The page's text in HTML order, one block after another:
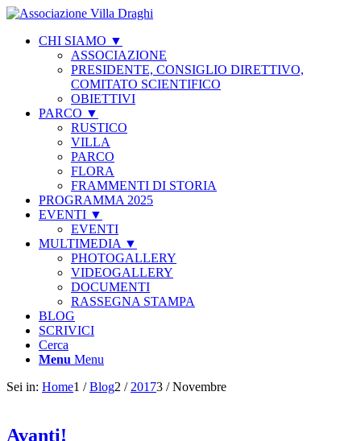
CHI SIAMO ▼
ASSOCIAZIONE
PRESIDENTE, CONSIGLIO DIRETTIVO,
COMITATO SCIENTIFICO
OBIETTIVI
PARCO ▼
RUSTICO
VILLA
PARCO
FLORA
FRAMMENTI DI STORIA
PROGRAMMA 2025
EVENTI ▼
EVENTI
MULTIMEDIA ▼
PHOTOGALLERY
VIDEOGALLERY
DOCUMENTI
RASSEGNA STAMPA
BLOG
SCRIVICI
Cerca
Menu Menu
Sei in: Home1 / Blog2 / 20173 / Novembre
Avanti!